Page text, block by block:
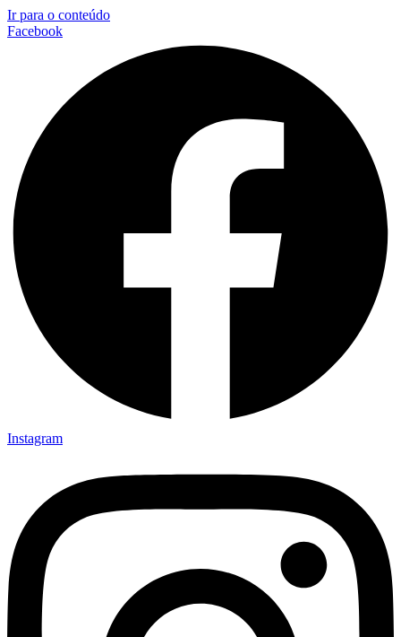
Ir para o conteúdo
Facebook
Instagram